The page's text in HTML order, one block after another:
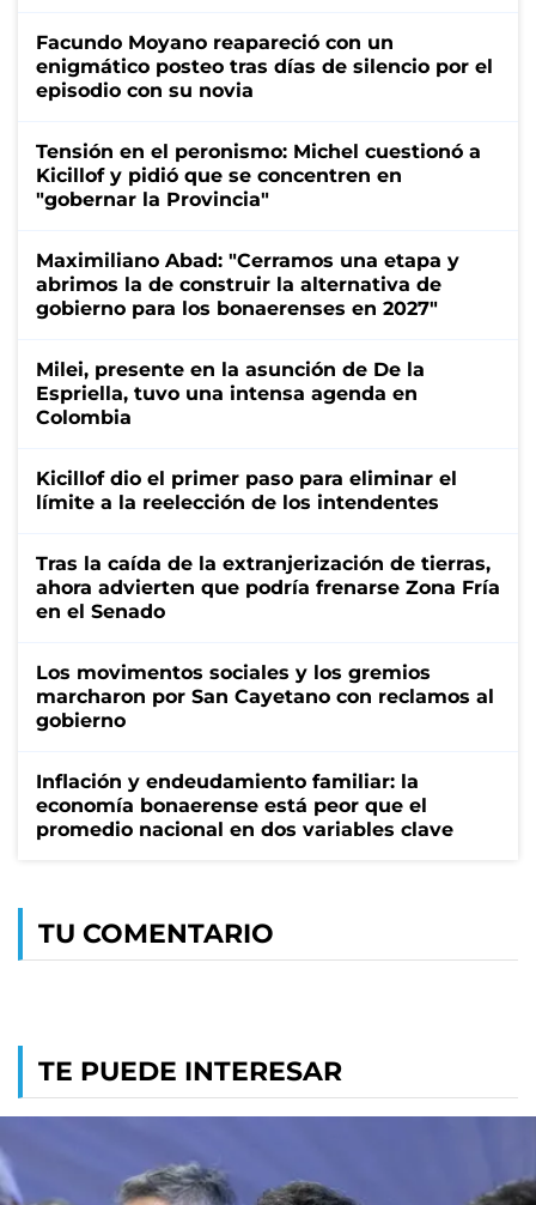
Facundo Moyano reapareció con un
enigmático posteo tras días de silencio por el
episodio con su novia
Tensión en el peronismo: Michel cuestionó a
Kicillof y pidió que se concentren en
"gobernar la Provincia"
Maximiliano Abad: "Cerramos una etapa y
abrimos la de construir la alternativa de
gobierno para los bonaerenses en 2027"
Milei, presente en la asunción de De la
Espriella, tuvo una intensa agenda en
Colombia
Kicillof dio el primer paso para eliminar el
límite a la reelección de los intendentes
Tras la caída de la extranjerización de tierras,
ahora advierten que podría frenarse Zona Fría
en el Senado
Los movimentos sociales y los gremios
marcharon por San Cayetano con reclamos al
gobierno
Inflación y endeudamiento familiar: la
economía bonaerense está peor que el
promedio nacional en dos variables clave
TU COMENTARIO
TE PUEDE INTERESAR